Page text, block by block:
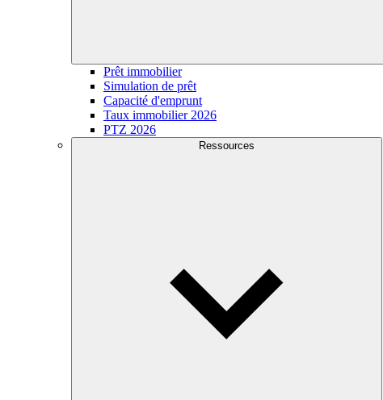
Prêt immobilier
Simulation de prêt
Capacité d'emprunt
Taux immobilier 2026
PTZ 2026
Ressources